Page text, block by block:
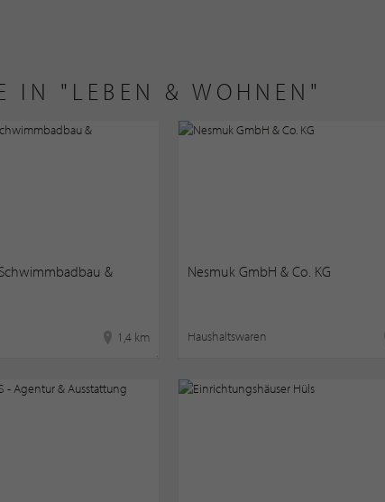
IN "LEBEN & WOHNEN"
Schwimmbadbau &
1,4 km
Nesmuk GmbH & Co. KG
Haushaltswaren